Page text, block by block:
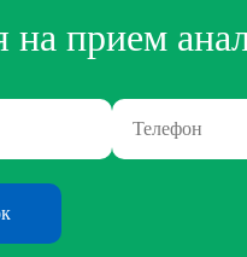
на прием